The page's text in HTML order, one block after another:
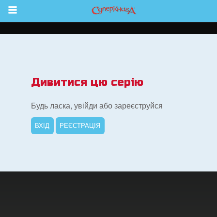
Return to Content
Суперкнига
Дивитися цю серію
Будь ласка, увійди або зареєструйся
ВХІД РЕЄСТРАЦІЯ